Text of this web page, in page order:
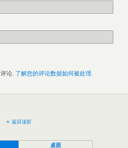
论. 了解您的评论数据如何被处理.
返回顶部
桌面